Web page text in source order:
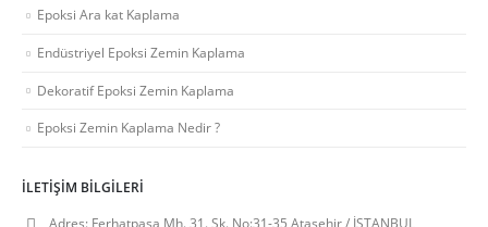
Epoksi Ara kat Kaplama
Endüstriyel Epoksi Zemin Kaplama
Dekoratif Epoksi Zemin Kaplama
Epoksi Zemin Kaplama Nedir ?
İLETIŞIM BILGILERI
Adres: Ferhatpaşa Mh. 31. Sk. No:31-35 Ataşehir / İSTANBUL